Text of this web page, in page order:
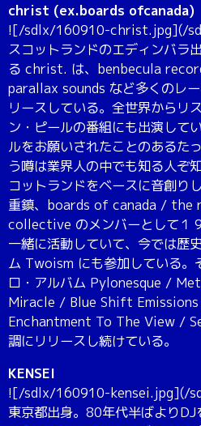
christ (ex.boards ofcanada)
![/sdlx/160910-christ.jpg](/
スコットランドのエディンバラ
る christ. は、benbecula
parallax sounds など多くのレ
リースしている。全世界からリ
ン・ピールの番組にも出演して
ルをお願いされたことのあるた
う噂は業界人の中でも知る人ぞ
コットランドをベースに音創
重鎮、boards of canada / the
collective のメンバーとして１
一緒に活動していて、今では歴
ム Twoism にも参加している
ロ・アルバム Pylonesque /
Miracle / Blue Shift
Enchantment To The View /
調にリリースし続けている。
KENSEI
![/sdlx/160910-kensei.jpg](/
東京都出身。80年代半ばより